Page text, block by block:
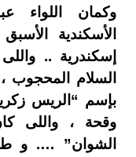
وكمان اللواء
الأسكندية
إسكندرية ..
السلام المحجوب
بإسم “الريس
وقحة ، واللى
الشوان” …. و